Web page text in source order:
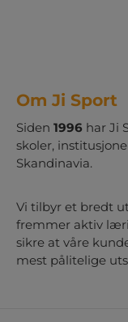
Om Ji Sport
Siden 1996 har Ji
skoler,
Skandinavia.
Vi tilbyr et bredt
fremmer aktiv
sikre at våre
mest pålitelige